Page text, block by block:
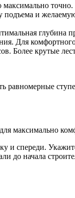
максимально точно.
и
глубина
комфортного
Более крутые
равномерные
максимально
и спереди.
до начала